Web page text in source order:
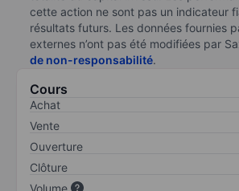
cette action ne sont pas un indicateur
résultats futurs. Les données fournies
externes n’ont pas été modifiées par
de non-responsabilité.
Cours
Achat
Vente
Ouverture
Clôture
Volume